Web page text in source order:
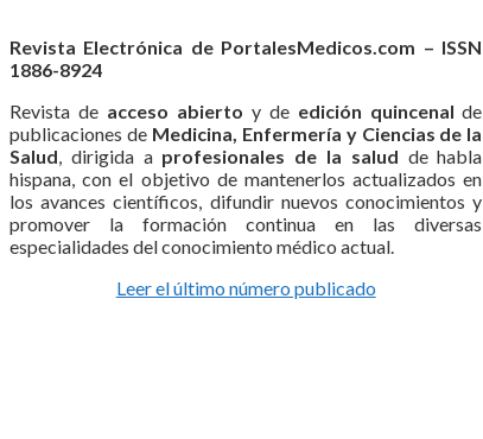
Revista Electrónica de PortalesMedicos.com – ISSN
1886-8924
Revista de acceso abierto y de edición quincenal de
publicaciones de Medicina, Enfermería y Ciencias de la
Salud, dirigida a profesionales de la salud de habla
hispana, con el objetivo de mantenerlos actualizados en
los avances científicos, difundir nuevos conocimientos y
promover la formación continua en las diversas
especialidades del conocimiento médico actual.
Leer el último número publicado